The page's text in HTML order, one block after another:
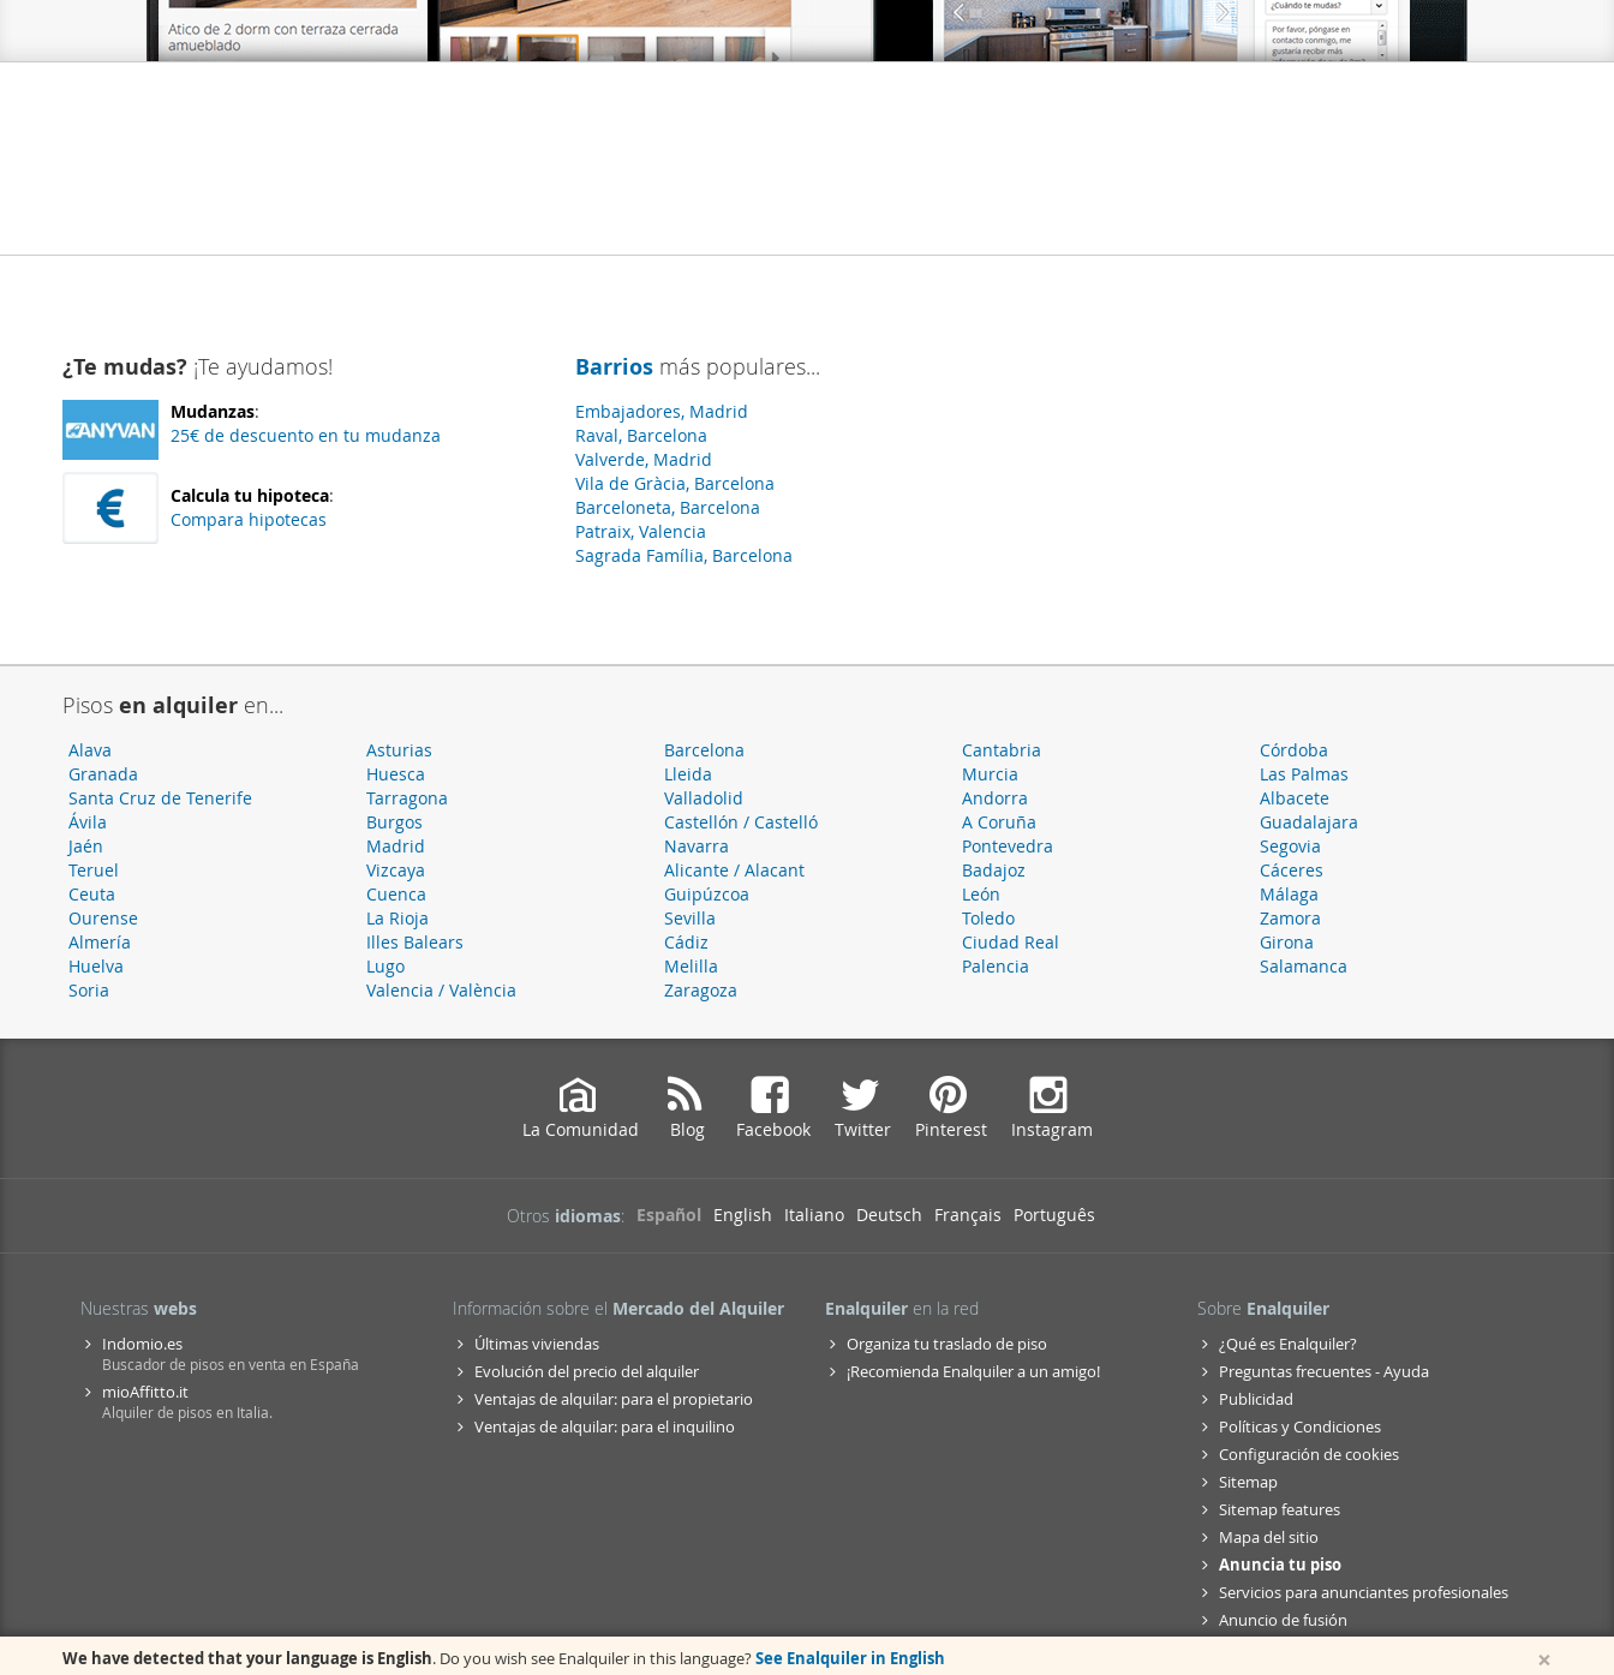
¿Te mudas? ¡Te ayudamos!
Mudanzas:
25€ de descuento en tu mudanza
Calcula tu hipoteca:
Compara hipotecas
Barriosmás populares...
Embajadores, Madrid
Raval, Barcelona
Valverde, Madrid
Vila de Gràcia, Barcelona
Barceloneta, Barcelona
Patraix, Valencia
Sagrada Família, Barcelona
Pisos en alquiler en...
Alava Asturias Barcelona Cantabria
Córdoba
Granada
Huesca Lleida Murcia
Las Palmas
Santa Cruz de Tenerife
Tarragona Valladolid Andorra
Albacete
Ávila
Burgos Castellón / Castelló A Coruña
Guadalajara
Jaén
Madrid Navarra Pontevedra
Segovia
Teruel
Vizcaya Alicante / Alacant Badajoz
Cáceres
Ceuta
Cuenca Guipúzcoa León
Málaga
Ourense
La Rioja Sevilla Toledo
Zamora
Almería
Illes Balears Cádiz Ciudad Real
Girona
Huelva
Lugo Melilla Palencia
Salamanca
Soria
Valencia / València Zaragoza
La Comunidad Blog Facebook Twitter Pinterest Instagram
Otros idiomas: Español English Italiano Deutsch Français Português
Nuestras webs
Indomio.es
Buscador de pisos en venta en España
mioAffitto.it
Alquiler de pisos en Italia.
Información sobre el Mercado del Alquiler
Últimas viviendas
Evolución del precio del alquiler
Ventajas de alquilar: para el propietario
Ventajas de alquilar: para el inquilino
Enalquiler en la red
Organiza tu traslado de piso
¡Recomienda Enalquiler a un amigo!
Sobre Enalquiler
¿Qué es Enalquiler?
Preguntas frecuentes - Ayuda
Publicidad
Políticas y Condiciones
Configuración de cookies
Sitemap
Sitemap features
Mapa del sitio
Anuncia tu piso
Servicios para anunciantes profesionales
Anuncio de fusión
×
We have detected that your language is English. Do you wish see Enalquiler in this language?See Enalquiler in English